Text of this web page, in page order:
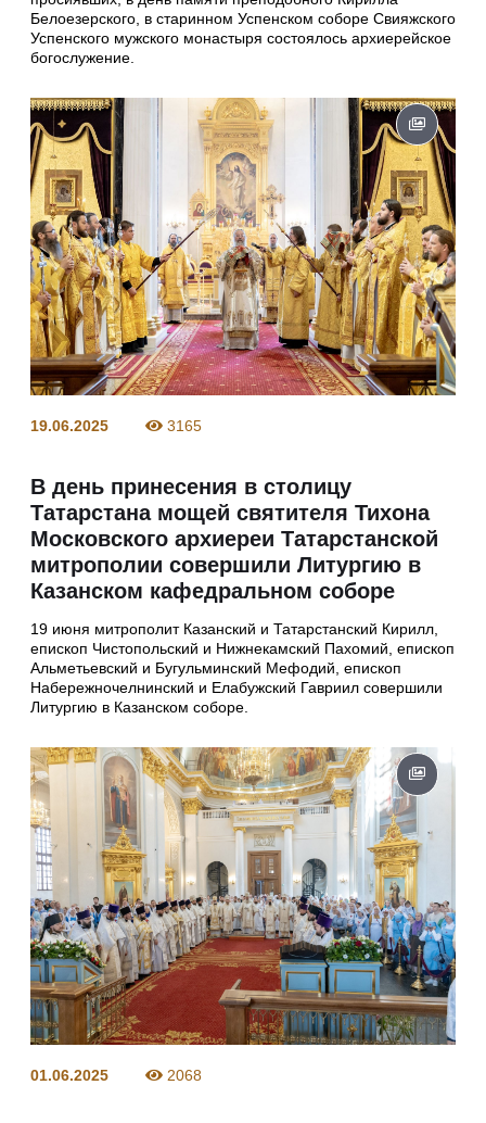
Белоезерского, в старинном Успенском соборе Свияжского
Успенского мужского монастыря состоялось архиерейское
богослужение.
19.06.2025 3165
В день принесения в столицу
Татарстана мощей святителя Тихона
Московского архиереи Татарстанской
митрополии совершили Литургию в
Казанском кафедральном соборе
19 июня митрополит Казанский и Татарстанский Кирилл,
епископ Чистопольский и Нижнекамский Пахомий, епископ
Альметьевский и Бугульминский Мефодий, епископ
Набережночелнинский и Елабужский Гавриил совершили
Литургию в Казанском соборе.
01.06.2025 2068